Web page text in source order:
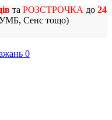
та РОЗСТРОЧКА до 24
Сенс тощо)
0